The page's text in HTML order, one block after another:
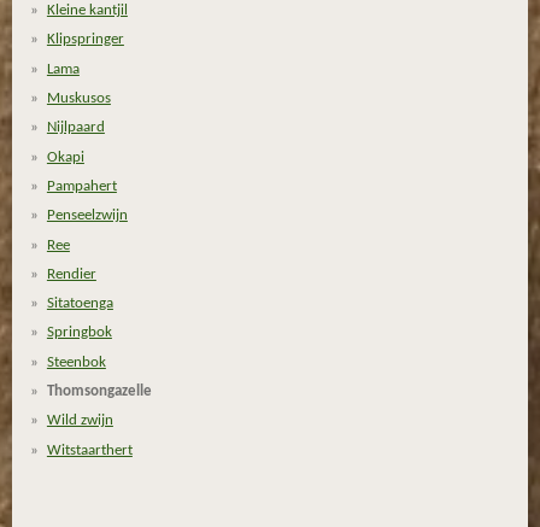
Kleine kantjil
Klipspringer
Lama
Muskusos
Nijlpaard
Okapi
Pampahert
Penseelzwijn
Ree
Rendier
Sitatoenga
Springbok
Steenbok
Thomsongazelle
Wild zwijn
Witstaarthert